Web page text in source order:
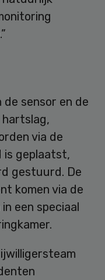
de sensor en de
hartslag,
via de
is geplaatst,
gestuurd. De
komen via de
een speciaal